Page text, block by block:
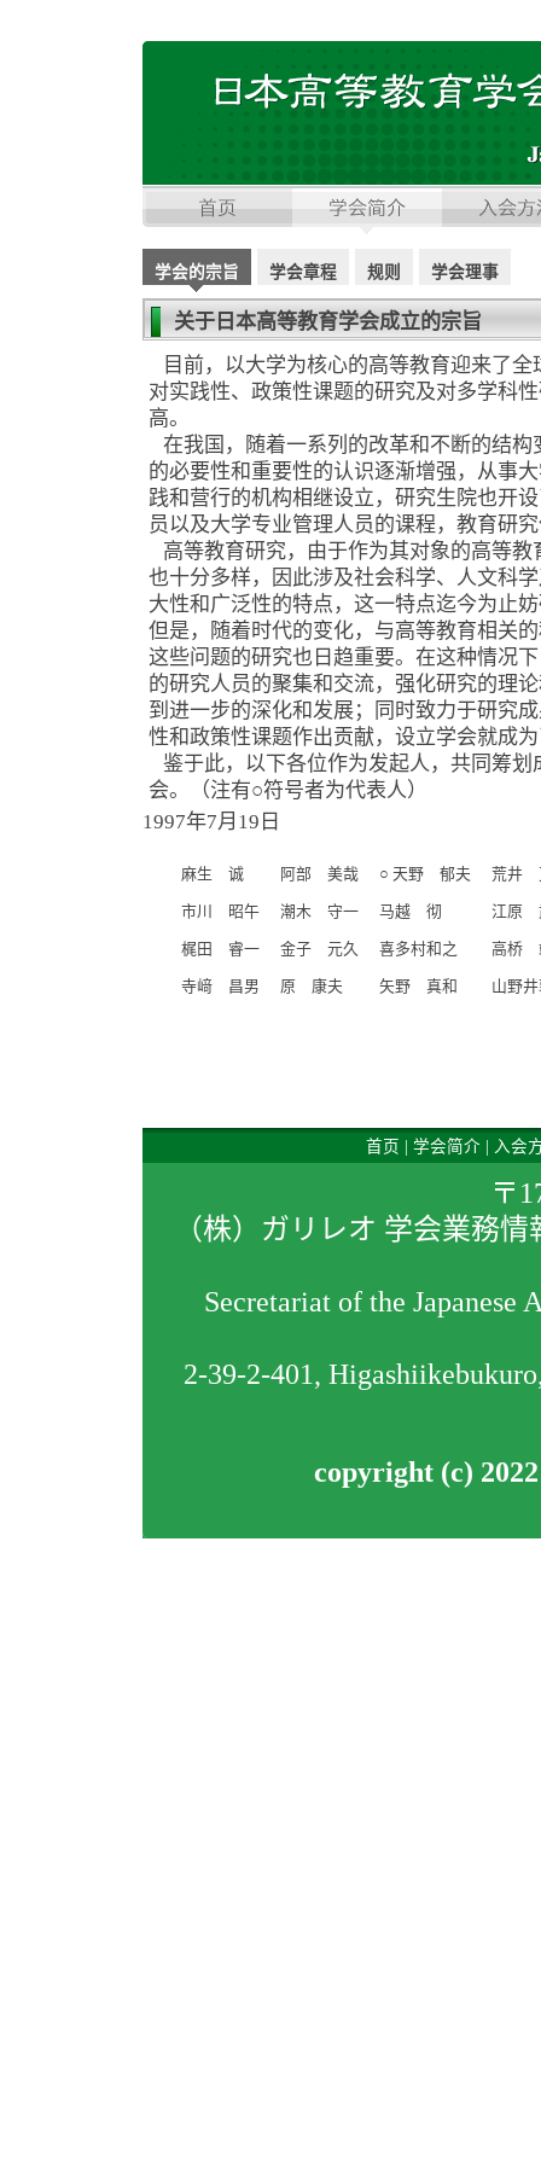
学会的宗旨 学会章程 规则 学会理事
关于日本高等教育学会成立的宗旨
目前，以大学为核心的高等教育迎来了
对实践性、政策性课题的研究及对多学科
高。
在我国，随着一系列的改革和不断的结构
的必要性和重要性的认识逐渐增强，从事
践和营行的机构相继设立，研究生院也开
员以及大学专业管理人员的课程，教育研
高等教育研究，由于作为其对象的高等
也十分多样，因此涉及社会科学、人文科
大性和广泛性的特点，这一特点迄今为止
但是，随着时代的变化，与高等教育相关
这些问题的研究也日趋重要。在这种情况
的研究人员的聚集和交流，强化研究的理
到进一步的深化和发展；同时致力于研究
性和政策性课题作出贡献，设立学会就成
鉴于此，以下各位作为发起人，共同筹划
会。（注有○符号者为代表人）
1997年7月19日
麻生 诚 阿部 美哉 ○ 天野 郁夫 荒井
市川 昭午 潮木 守一 马越 彻 江原
梶田 睿一 金子 元久 喜多村和之 高桥
寺﨑 昌男 原 康夫 矢野 真和 山野
首页 学会简介 入会
〒
（株）ガリレオ 学会業務
Secretariat of the Japanese
2-39-2-401,
copyright (c)